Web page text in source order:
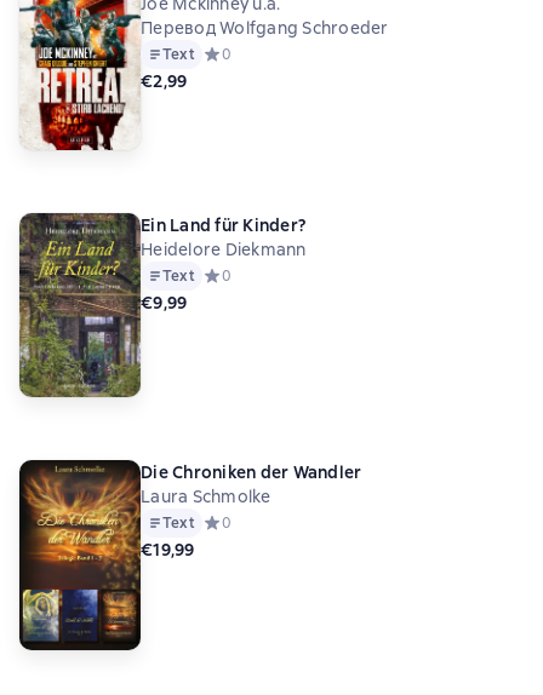
Перевод Wolfgang Schroeder
Text Средний рейтинг 0 на основе 0 оценок
0
€2,99
Ein Land für Kinder?
Heidelore Diekmann
Text Средний рейтинг 0 на основе 0 оценок
0
€9,99
Die Chroniken der Wandler
Laura Schmolke
Text Средний рейтинг 0 на основе 0 оценок
0
€19,99